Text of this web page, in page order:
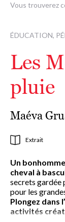
Vous trouverez
ÉDUCATION,
Les
pluie
Maéva
Extrait
Un
cheval à
secrets gardée
pour les
Plongez dans
activités